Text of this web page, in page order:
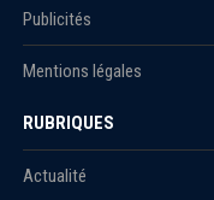
Publicités
Mentions légales
RUBRIQUES
Actualité